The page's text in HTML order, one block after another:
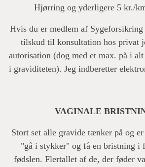
Hjørring og yderligere 5 kr./
Hvis du er medlem af Sygeforsikring
tilskud til konsultation hos privat
autorisation (dog med et max. på i
i graviditeten). Jeg indberetter
VAGINALE
Stort set alle gravide tænker på og
"gå i stykker" og få en bristning i
fødslen. Flertallet af de, der føder